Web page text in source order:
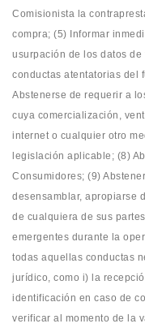
Comisionista la
compra; (5) Informar
usurpación de los datos
conductas atentatorias del
Abstenerse de requerir a
cuya comercialización,
internet o cualquier otro
legislación aplicable; (8)
Consumidores; (9)
desensamblar, apropiarse
de cualquiera de sus
emergentes durante la
todas aquellas conductas
jurídico, como i) la
identificación en caso de
verificar al momento de la